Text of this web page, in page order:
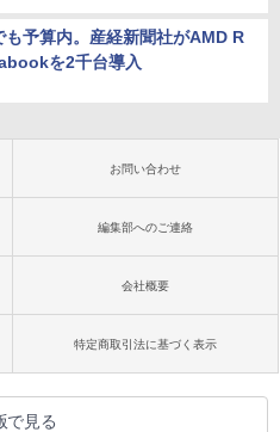
も予算内。産経新聞社がAMD R
を2千台導入
お問い合わせ
編集部へのご連絡
会社概要
特定商取引法に基づく表示
で見る